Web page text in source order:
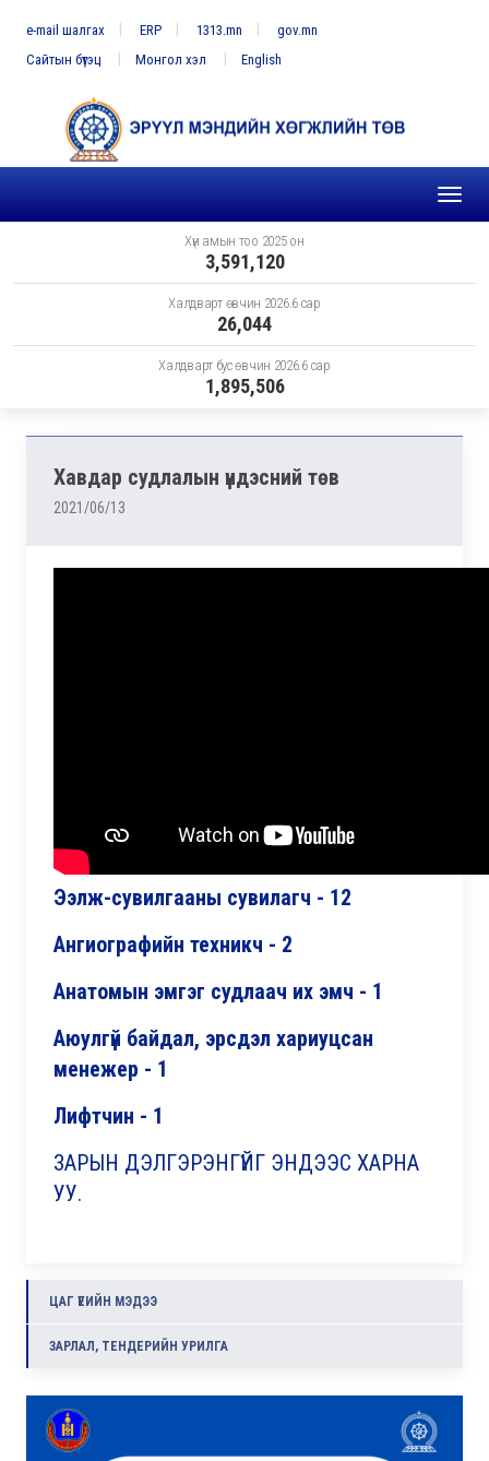
e-mail шалгах ERP 1313.mn
gov.mn
Сайтын бүтэц
Монгол хэл English
Toggle
Хүн амын тоо 2025 он
3,591,120
Халдварт өвчин 2026.6 сар
26,044
Халдварт бус өвчин 2026.6 сар
1,895,506
Хавдар судлалын үндэсний төв
2021/06/13
Ээлж-сувилгааны сувилагч - 12
Ангиографийн техникч - 2
Анатомын эмгэг судлаач их эмч - 1
Аюулгүй байдал, эрсдэл хариуцсан
менежер - 1
Лифтчин - 1
ЗАРЫН ДЭЛГЭРЭНГҮЙГ ЭНДЭЭС ХАРНА
УУ.
ЦАГ ҮЕИЙН МЭДЭЭ
ЗАРЛАЛ, ТЕНДЕРИЙН УРИЛГА